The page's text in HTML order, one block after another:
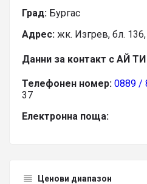
Град: Бургас
Адрес: жк. Изгрев, бл. 136,
Данни за контакт с АЙ
Телефонен номер: 0889 /
37
Електронна поща:
Ценови диапазон